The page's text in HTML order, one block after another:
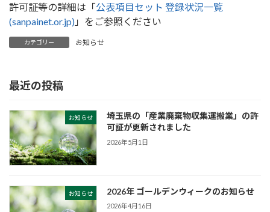
許可証等の詳細は「公表項目セット 登録状況一覧
(sanpainet.or.jp) 」をご参照ください
カテゴリー お知らせ
最近の投稿
お知らせ
埼玉県の「産業廃棄物収集運搬業」の許
可証が更新されました
2026年5月1日
お知らせ 2026年 ゴールデンウィークのお知らせ
2026年4月16日